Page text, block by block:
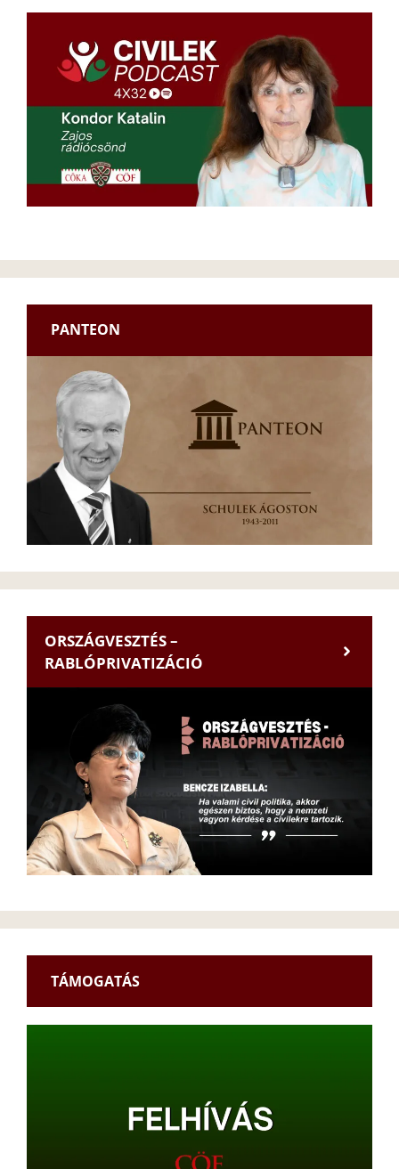
PANTEON
ORSZÁGVESZTÉS –
RABLÓPRIVATIZÁCIÓ
TÁMOGATÁS